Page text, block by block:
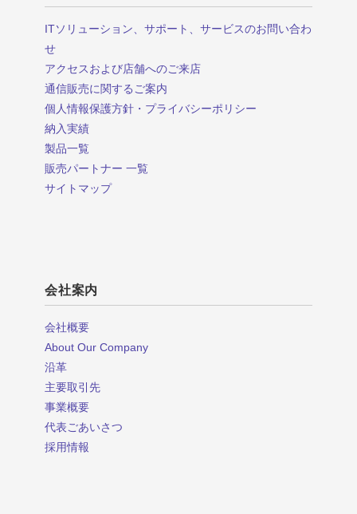
ITソリューション、サポート、サービスのお問い合わ
せ
アクセスおよび店舗へのご来店
通信販売に関するご案内
個人情報保護方針・プライバシーポリシー
納入実績
製品一覧
販売パートナー 一覧
サイトマップ
会社案内
会社概要
About Our Company
沿革
主要取引先
事業概要
代表ごあいさつ
採用情報